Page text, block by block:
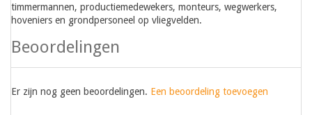
timmermannen, productiemedewekers, monteurs, wegwerkers,
hoveniers en grondpersoneel op vliegvelden.
Beoordelingen
Er zijn nog geen beoordelingen. Een beoordeling toevoegen